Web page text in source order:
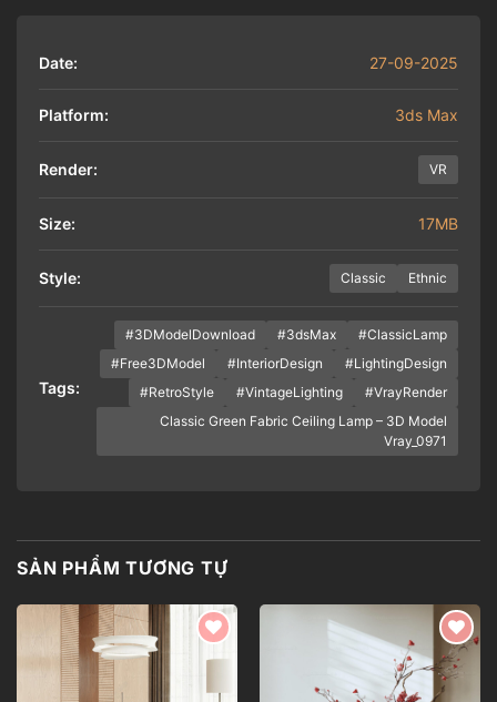
Date: 27-09-2025
Platform: 3ds Max
Render: VR
Size: 17MB
Style: Classic Ethnic
Tags:
#3DModelDownload #3dsMax
#ClassicLamp
#Free3DModel
#InteriorDesign
#LightingDesign
#RetroStyle
#VintageLighting
#VrayRender
Classic Green Fabric Ceiling Lamp – 3D Model
Vray_0971
SẢN PHẨM TƯƠNG TỰ
Add to
Add to
wishlist